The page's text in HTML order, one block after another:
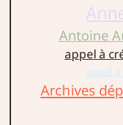
Antoine
appel à
appel
Archives